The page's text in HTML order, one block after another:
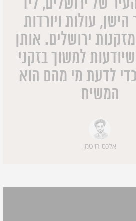
של ירושלים, ליד
עולות ויורדות
ירושלים. אותן
למשוך בזקני
לדעת מי מהם הוא
המשיח
אלכס רויטמן